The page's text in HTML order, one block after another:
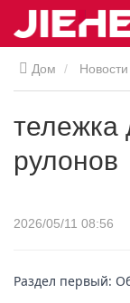
Дом Новости
тележка
рулонов
2026/05/11 08:56
Раздел первый: